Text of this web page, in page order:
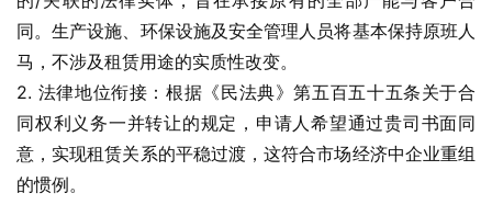
同。生产设施、环保设施及安全管理人员将基本保持原班人
马，不涉及租赁用途的实质性改变。
2. 法律地位衔接：根据《民法典》第五百五十五条关于合
同权利义务一并转让的规定，申请人希望通过贵司书面同
意，实现租赁关系的平稳过渡，这符合市场经济中企业重组
的惯例。